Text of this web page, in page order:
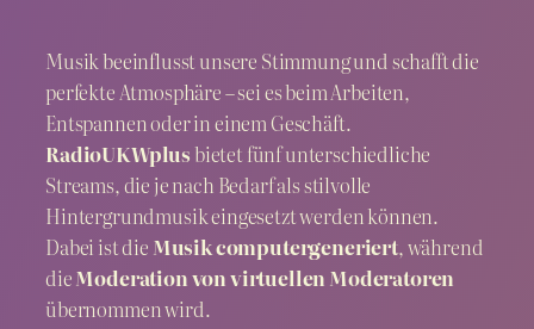
Musik beeinflusst unsere Stimmung und schafft die
perfekte Atmosphäre – sei es beim Arbeiten,
Entspannen oder in einem Geschäft.
RadioUKWplusbietet fünf unterschiedliche
Streams, die je nach Bedarf als stilvolle
Hintergrundmusik eingesetzt werden können.
Dabei ist die Musik computergeneriert, während
dieModeration von virtuellen Moderatoren
übernommen wird.